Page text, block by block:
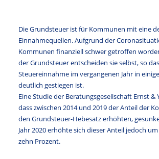
Die Grundsteuer ist für Kommunen mit eine
Einnahmequellen. Aufgrund der
Kommunen finanziell schwer getroffen
der Grundsteuer entscheiden sie selbst, so
Steuereinnahme im vergangenen Jahr in
deutlich gestiegen ist.
Eine Studie der Beratungsgesellschaft Ernst &
dass zwischen 2014 und 2019 der Anteil der
den Grundsteuer-Hebesatz erhöhten,
Jahr 2020 erhöhte sich dieser Anteil jedoch
zehn Prozent.